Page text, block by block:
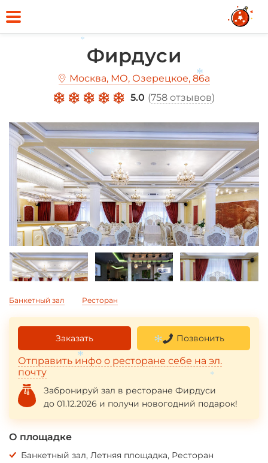
Фирдуси
Москва, МО, Озерецкое, 86а
5.0 (758 отзывов)
Банкетный зал Ресторан
Заказать Позвонить
Отправить инфо о ресторане себе на эл.
почту
Забронируй зал в ресторане Фирдуси
до 01.12.2026 и получи новогодний подарок!
О площадке
Банкетный зал, Летняя площадка, Ресторан
*
*
*
*